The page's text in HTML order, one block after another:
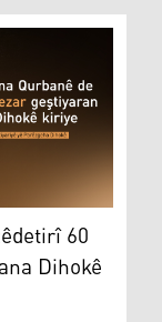
60 hezar
60
Dihokê